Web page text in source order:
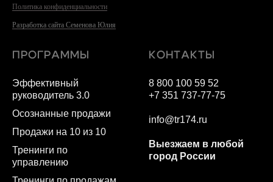
Политика конфиденциальности
Разработка сайта Семенова Юлия
ПРОГРАММЫ
Эффективный
руководитель 3.0
Осознанные продажи
Продажи на 10 из 10
Тренинги по
управлению
КОНТАКТЫ
8 800 100 59 52
+7 351 737-77-75
info@tr174.ru
Выезжаем в любой
город России